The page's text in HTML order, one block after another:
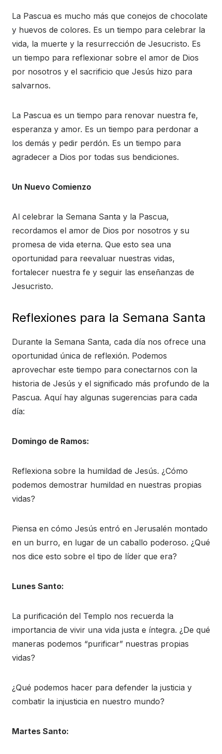
La Pascua es mucho más que conejos de chocolate
y huevos de colores. Es un tiempo para celebrar la
vida, la muerte y la resurrección de Jesucristo. Es
un tiempo para reflexionar sobre el amor de Dios
por nosotros y el sacrificio que Jesús hizo para
salvarnos.
La Pascua es un tiempo para renovar nuestra fe,
esperanza y amor. Es un tiempo para perdonar a
los demás y pedir perdón. Es un tiempo para
agradecer a Dios por todas sus bendiciones.
Un Nuevo Comienzo
Al celebrar la Semana Santa y la Pascua,
recordamos el amor de Dios por nosotros y su
promesa de vida eterna. Que esto sea una
oportunidad para reevaluar nuestras vidas,
fortalecer nuestra fe y seguir las enseñanzas de
Jesucristo.
Reflexiones para la Semana Santa
Durante la Semana Santa, cada día nos ofrece una
oportunidad única de reflexión. Podemos
aprovechar este tiempo para conectarnos con la
historia de Jesús y el significado más profundo de la
Pascua. Aquí hay algunas sugerencias para cada
día:
Domingo de Ramos:
Reflexiona sobre la humildad de Jesús. ¿Cómo
podemos demostrar humildad en nuestras propias
vidas?
Piensa en cómo Jesús entró en Jerusalén montado
en un burro, en lugar de un caballo poderoso. ¿Qué
nos dice esto sobre el tipo de líder que era?
Lunes Santo:
La purificación del Templo nos recuerda la
importancia de vivir una vida justa e íntegra. ¿De qué
maneras podemos “purificar” nuestras propias
vidas?
¿Qué podemos hacer para defender la justicia y
combatir la injusticia en nuestro mundo?
Martes Santo: